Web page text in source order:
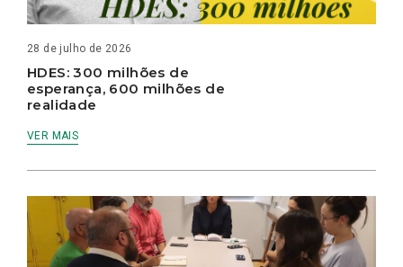
28 de julho de 2026
HDES: 300 milhões de
esperança, 600 milhões de
realidade
VER MAIS